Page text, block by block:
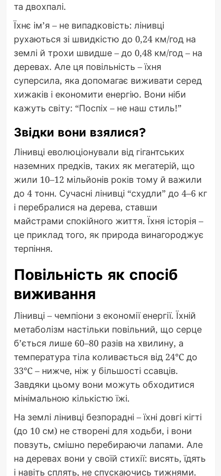
та двохпалі.
Їхнє ім’я – не випадковість: лінивці
рухаються зі швидкістю до 0,24 км/год на
землі й трохи швидше – до 0,48 км/год – на
деревах. Але ця повільність – їхня
суперсила, яка допомагає виживати серед
хижаків і економити енергію. Вони ніби
кажуть світу: “Поспіх – не наш стиль!”
Звідки вони взялися?
Лінивці еволюціонували від гігантських
наземних предків, таких як мегатерій, що
жили 10–12 мільйонів років тому й важили
до 4 тонн. Сучасні лінивці “схудли” до 4–6 кг
і перебралися на дерева, ставши
майстрами спокійного життя. Їхня історія –
це приклад того, як природа винагороджує
терпіння.
Повільність як спосіб
виживання
Лінивці – чемпіони з економії енергії. Їхній
метаболізм настільки повільний, що серце
б’ється лише 60–80 разів на хвилину, а
температура тіла коливається від 24°C до
33°C – нижче, ніж у більшості ссавців.
Завдяки цьому вони можуть обходитися
мінімальною кількістю їжі.
На землі лінивці безпорадні – їхні довгі кігті
(до 10 см) не створені для ходьби, і вони
повзуть, смішно перебираючи лапами. Але
на деревах вони у своїй стихії: висять, їдять
і навіть сплять, не спускаючись тижнями.